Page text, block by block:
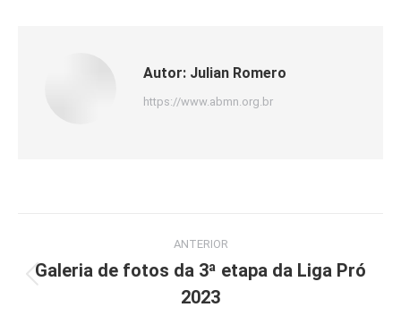
Autor: Julian Romero
https://www.abmn.org.br
de
ANTERIOR
anterior:
Galeria de fotos da 3ª etapa da Liga Pró
2023